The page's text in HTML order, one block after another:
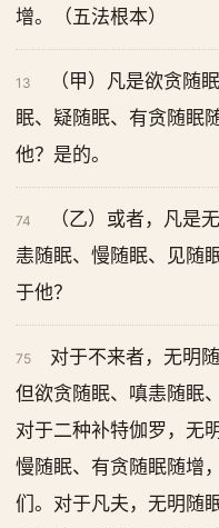
增。（五法根本）
13
（甲）凡是欲贪随
眠、疑随眠、有贪随眠
他？是的。
74
（乙）或者，凡是
恚随眠、慢随眠、见随
于他？
75
对于不来者，无明
但欲贪随眠、嗔恚随眠
对于二种补特伽罗，无
慢随眠、有贪随眠随增
们。对于凡夫，无明随